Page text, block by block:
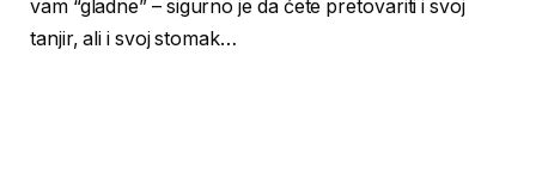
vam “gladne” – sigurno je da ćete pretovariti i svoj
tanjir, ali i svoj stomak…